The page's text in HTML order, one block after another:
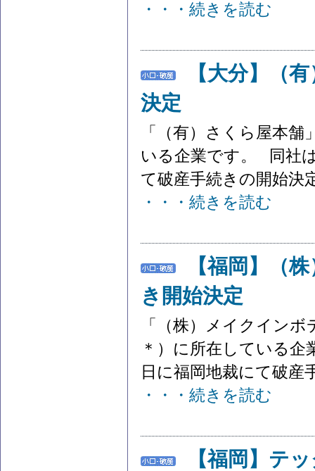
・・・続きを読む
【大分】（
決定
「（有）さくら屋本
いる企業です。 同社
て破産手続きの開始決
・・・続きを読む
【福岡】（
き開始決定
「（株）メイクイン
＊）に所在している
日に福岡地裁にて破産
・・・続きを読む
【福岡】テ